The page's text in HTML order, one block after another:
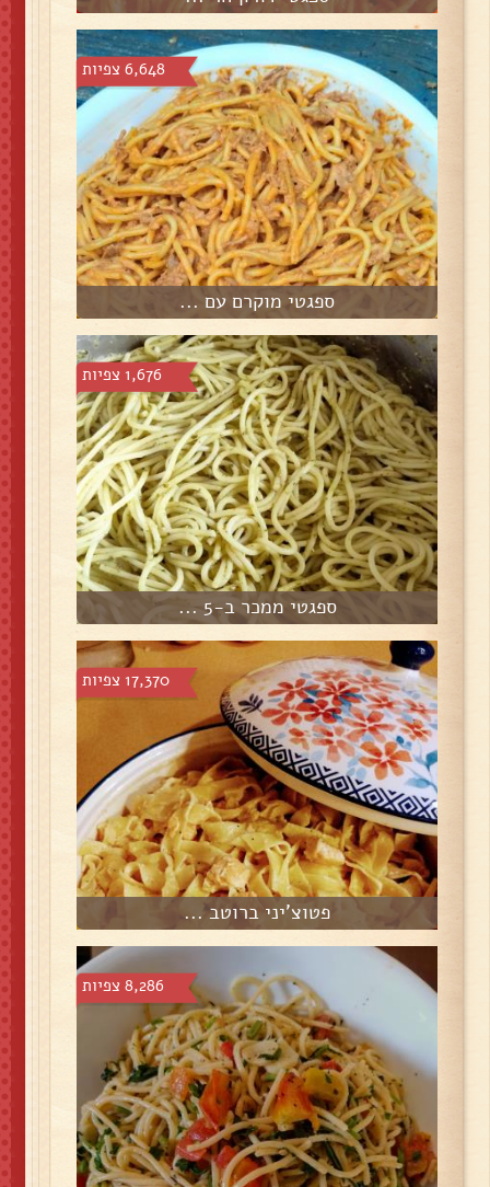
6,648 צפיות
ספגטי מוקרם עם ...
1,676 צפיות
ספגטי ממכר ב-5 ...
17,370 צפיות
פטוצ'יני ברוטב ...
8,286 צפיות